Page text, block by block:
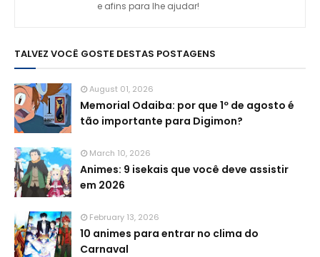
e afins para lhe ajudar!
TALVEZ VOCÊ GOSTE DESTAS POSTAGENS
August 01, 2026
Memorial Odaiba: por que 1º de agosto é
tão importante para Digimon?
March 10, 2026
Animes: 9 isekais que você deve assistir
em 2026
February 13, 2026
10 animes para entrar no clima do
Carnaval